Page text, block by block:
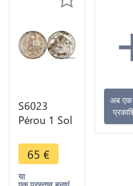
S6023
Pérou 1 Sol
Lima Argent
Silver
65 €
या
अब